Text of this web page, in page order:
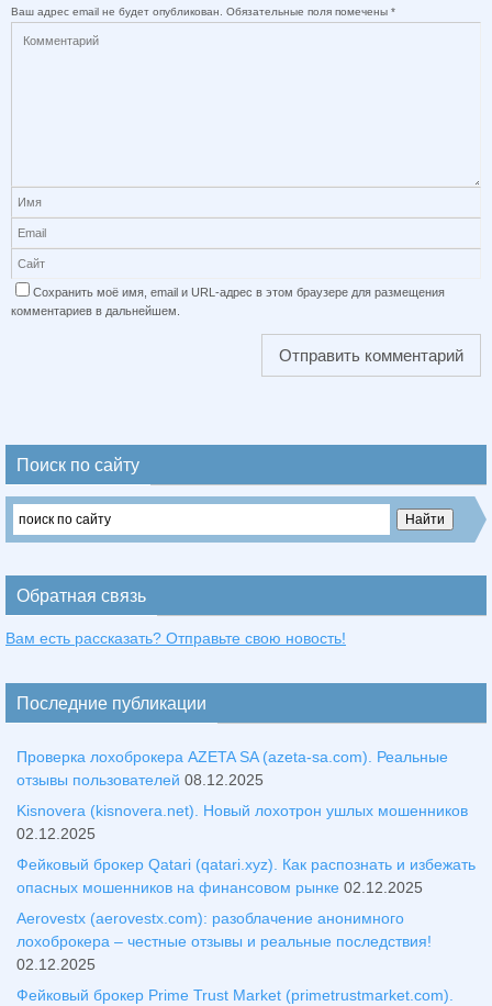
Ваш адрес email не будет опубликован. Обязательные поля помечены *
Сохранить моё имя, email и URL-адрес в этом браузере для размещения
комментариев в дальнейшем.
Поиск по сайту
Обратная связь
Вам есть рассказать? Отправьте свою новость!
Последние публикации
Проверка лохоброкера AZETA SA (azeta-sa.com). Реальные
отзывы пользователей 08.12.2025
Kisnovera (kisnovera.net). Новый лохотрон ушлых мошенников
02.12.2025
Фейковый брокер Qatari (qatari.xyz). Как распознать и избежать
опасных мошенников на финансовом рынке 02.12.2025
Aerovestx (aerovestx.com): разоблачение анонимного
лохоброкера – честные отзывы и реальные последствия!
02.12.2025
Фейковый брокер Prime Trust Market (primetrustmarket.com).